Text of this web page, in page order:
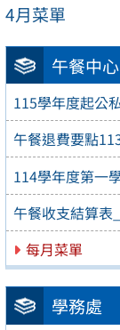
午餐中心
115學年度起公
午餐退費要點
114學年度第一
午餐收支結算表
每月菜單
學務處
4月菜單